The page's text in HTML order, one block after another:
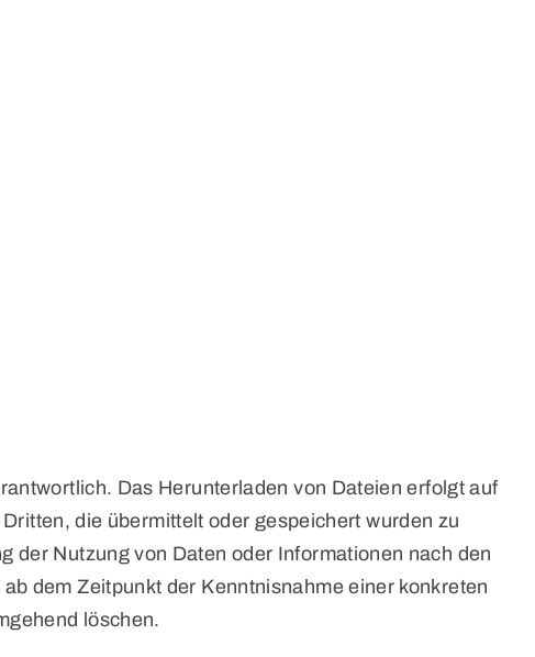
Das Herunterladen von Dateien erfolgt auf
die übermittelt oder gespeichert wurden zu
der Nutzung von Daten oder Informationen nach den
dem Zeitpunkt der Kenntnisnahme einer konkreten
löschen.